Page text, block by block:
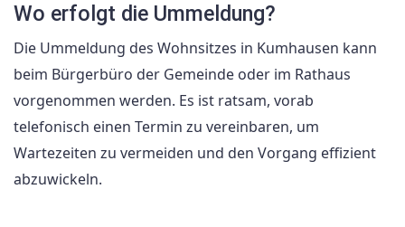
Wo erfolgt die Ummeldung?
Die Ummeldung des Wohnsitzes in Kumhausen kann
beim Bürgerbüro der Gemeinde oder im Rathaus
vorgenommen werden. Es ist ratsam, vorab
telefonisch einen Termin zu vereinbaren, um
Wartezeiten zu vermeiden und den Vorgang effizient
abzuwickeln.